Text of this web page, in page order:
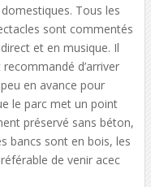
Tous les
sont commentés
et en musique. Il
recommandé d’arriver
en avance pour
le parc met un point
préservé sans béton,
bancs sont en bois, les
de venir acec